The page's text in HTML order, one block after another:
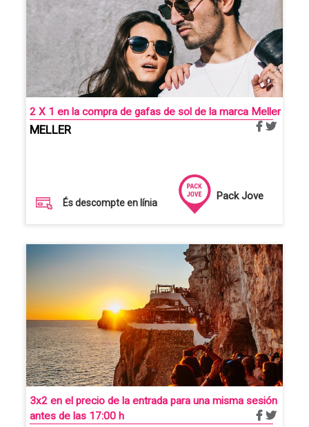
Pack Jove
2 X 1 en la compra de gafas de sol de la marca Meller
MELLER
És descompte en línia
3x2 en el precio de la entrada para una misma sesión
antes de las 17:00 h